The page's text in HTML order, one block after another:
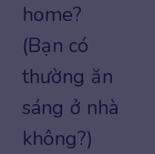
home?
(Bạn có
thường ăn
sáng ở nhà
không?)